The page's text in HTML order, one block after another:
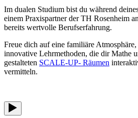
Im dualen Studium bist du während
einem Praxispartner der TH Rosenheim
bereits wertvolle Berufserfahrung.
Freue dich auf eine familiäre
innovative Lehrmethoden, die dir Mathe
gestalteten SCALE-UP- Räumen
vermitteln.